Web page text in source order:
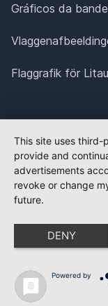
Gráficos da
Flaggrafik för
This site uses
provide and
advertisements
revoke or change
future.
DENY
Powered by